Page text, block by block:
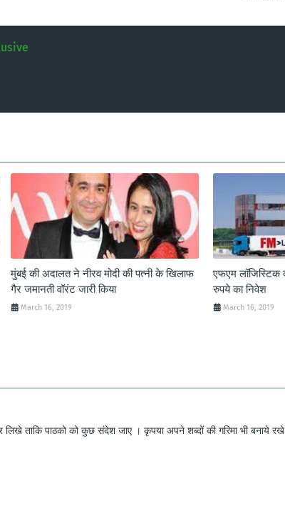
मुंबई की अदालत ने नीरव मोदी की पत्नी के खिलाफ
गैर जमानती वॉरंट जारी किया
March 16, 2019
एफएम लॉजिस्टिक
रुपये का निवेश
March 16, 2019
ताकि पाठको को कुछ संदेश जाए । कृपया अपने शब्दों की गरिमा भी बनाये